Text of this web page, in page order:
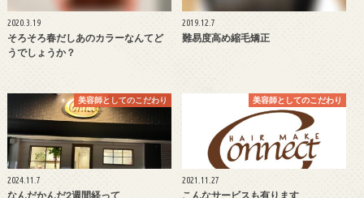
2020.3.19
そろそろ春だしあのカラーなんてど
うでしょうか？
2019.12.7
難易度高め縮毛矯正
美容師としてのこだわり
2024.11.7
なんだかんだ2週間経って
美容師としてのこだわり
2021.11.27
こんなサービスも有ります